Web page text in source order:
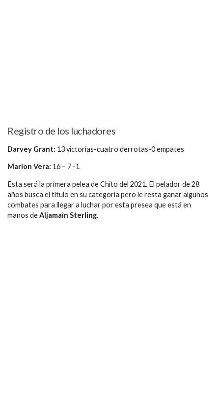
Registro de los luchadores
Darvey Grant: 13 victorias-cuatro derrotas-0 empates
Marlon Vera: 16 – 7 -1
Esta será la primera pelea de Chito del 2021. El pelador de 28
años busca el título en su categoría pero le resta ganar algunos
combates para llegar a luchar por esta presea que está en
manos deAljamain Sterling.